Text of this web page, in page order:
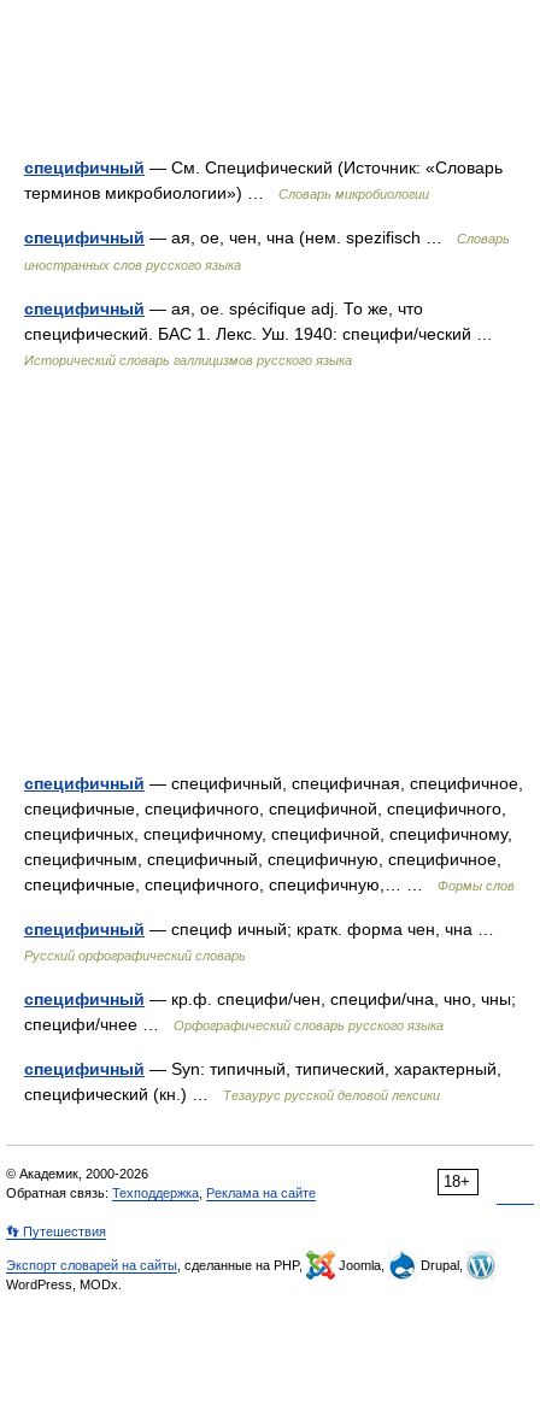
специфичный — См. Специфический (Источник: «Словарь
терминов микробиологии») …
Словарь микробиологии
специфичный — ая, ое, чен, чна (нем. spezifisch …
Словарь
иностранных слов русского языка
специфичный — ая, ое. spécifique adj. То же, что
специфический. БАС 1. Лекс. Уш. 1940: специфи/ческий …
Исторический словарь галлицизмов русского языка
специфичный — специфичный, специфичная, специфичное,
специфичные, специфичного, специфичной, специфичного,
специфичных, специфичному, специфичной, специфичному,
специфичным, специфичный, специфичную, специфичное,
специфичные, специфичного, специфичную,… …
Формы слов
специфичный — специф ичный; кратк. форма чен, чна …
Русский орфографический словарь
специфичный — кр.ф. специфи/чен, специфи/чна, чно, чны;
специфи/чнее …
Орфографический словарь русского языка
специфичный — Syn: типичный, типический, характерный,
специфический (кн.) …
Тезаурус русской деловой лексики
18+
© Академик, 2000-2026
Обратная связь: Техподдержка Реклама на сайте
👣 Путешествия
Экспорт словарей на сайты , сделанные на PHP, Joomla,
Drupal,
WordPress, MODx.